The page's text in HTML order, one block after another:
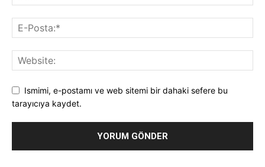
Ismimi, e-postamı ve web sitemi bir dahaki sefere bu
tarayıcıya kaydet.